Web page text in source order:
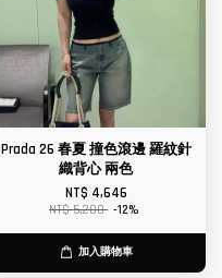
Prada 26 春夏 撞色滾邊 羅紋針
織背心 兩色
NT$ 4,646
NT$ 5,280 -12%
加入購物車